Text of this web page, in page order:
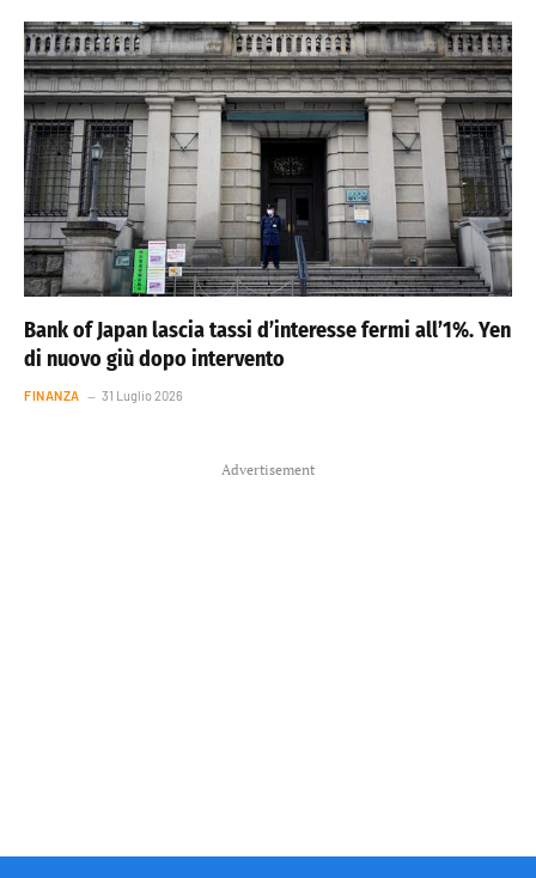
Bank of Japan lascia tassi d’interesse fermi all’1%. Yen
di nuovo giù dopo intervento
FINANZA 31 Luglio 2026
Advertisement